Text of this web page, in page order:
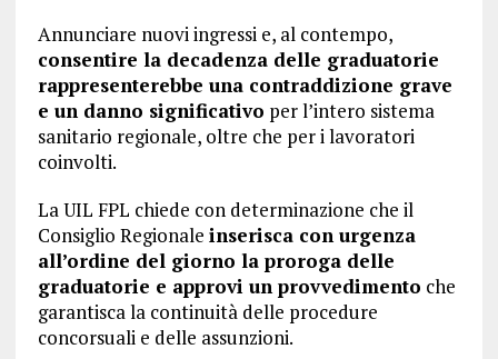
Annunciare nuovi ingressi e, al contempo,
consentire la decadenza delle graduatorie
rappresenterebbe una contraddizione grave
e un danno significativo per l’intero sistema
sanitario regionale, oltre che per i lavoratori
coinvolti.
La UIL FPL chiede con determinazione che il
Consiglio Regionale inserisca con urgenza
all’ordine del giorno la proroga delle
graduatorie e approvi un provvedimento che
garantisca la continuità delle procedure
concorsuali e delle assunzioni.